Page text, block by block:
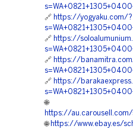
🔗 https://yogyaku.com/?
🔗 https://
🔗 https://
🔗 https://
🌐
https://
🌐 https://www.ebay.es/